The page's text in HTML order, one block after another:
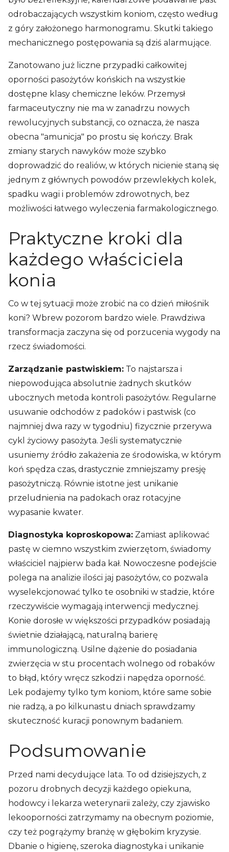
odrobaczających wszystkim koniom, często według
z góry założonego harmonogramu. Skutki takiego
mechanicznego postępowania są dziś alarmujące.
Zanotowano już liczne przypadki całkowitej
oporności pasożytów końskich na wszystkie
dostępne klasy chemiczne leków. Przemysł
farmaceutyczny nie ma w zanadrzu nowych
rewolucyjnych substancji, co oznacza, że nasza
obecna "amunicja" po prostu się kończy. Brak
zmiany starych nawyków może szybko
doprowadzić do realiów, w których nicienie staną się
jednym z głównych powodów przewlekłych kolek,
spadku wagi i problemów zdrowotnych, bez
możliwości łatwego wyleczenia farmakologicznego.
Praktyczne kroki dla
każdego właściciela
konia
Co w tej sytuacji może zrobić na co dzień miłośnik
koni? Wbrew pozorom bardzo wiele. Prawdziwa
transformacja zaczyna się od porzucenia wygody na
rzecz świadomości.
Zarządzanie pastwiskiem: To najstarsza i
niepowodująca absolutnie żadnych skutków
ubocznych metoda kontroli pasożytów. Regularne
usuwanie odchodów z padoków i pastwisk (co
najmniej dwa razy w tygodniu) fizycznie przerywa
cykl życiowy pasożyta. Jeśli systematycznie
usuniemy źródło zakażenia ze środowiska, w którym
koń spędza czas, drastycznie zmniejszamy presję
pasożytniczą. Równie istotne jest unikanie
przeludnienia na padokach oraz rotacyjne
wypasanie kwater.
Diagnostyka koproskopowa: Zamiast aplikować
pastę w ciemno wszystkim zwierzętom, świadomy
właściciel najpierw bada kał. Nowoczesne podejście
polega na analizie ilości jaj pasożytów, co pozwala
wyselekcjonować tylko te osobniki w stadzie, które
rzeczywiście wymagają interwencji medycznej.
Konie dorosłe w większości przypadków posiadają
świetnie działającą, naturalną barierę
immunologiczną. Usilne dążenie do posiadania
zwierzęcia w stu procentach wolnego od robaków
to błąd, który wręcz szkodzi i napędza oporność.
Lek podajemy tylko tym koniom, które same sobie
nie radzą, a po kilkunastu dniach sprawdzamy
skuteczność kuracji ponownym badaniem.
Podsumowanie
Przed nami decydujące lata. To od dzisiejszych, z
pozoru drobnych decyzji każdego opiekuna,
hodowcy i lekarza weterynarii zależy, czy zjawisko
lekooporności zatrzymamy na obecnym poziomie,
czy też pogrążymy branżę w głębokim kryzysie.
Dbanie o higienę, szeroka diagnostyka i unikanie